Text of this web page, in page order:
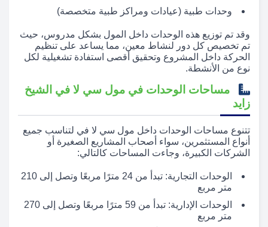
وحدات طبية (عيادات ومراكز طبية متخصصة)
وقد تم توزيع هذه الوحدات داخل المول بشكل مدروس، حيث
تم تخصيص كل دور لنشاط معين، مما يساعد على تنظيم
الحركة داخل المشروع وتحقيق أقصى استفادة تشغيلية لكل
نوع من الأنشطة.
مساحات الوحدات في مول سي لا في الشيخ
زايد
تتنوع مساحات الوحدات داخل مول سي لا في لتناسب جميع
أنواع المستثمرين، سواء أصحاب المشاريع الصغيرة أو
الشركات الكبيرة، وجاءت المساحات كالتالي:
الوحدات التجارية: تبدأ من 24 مترًا مربعًا وتصل إلى 210
متر مربع
الوحدات الإدارية: تبدأ من 59 مترًا مربعًا وتصل إلى 270
متر مربع